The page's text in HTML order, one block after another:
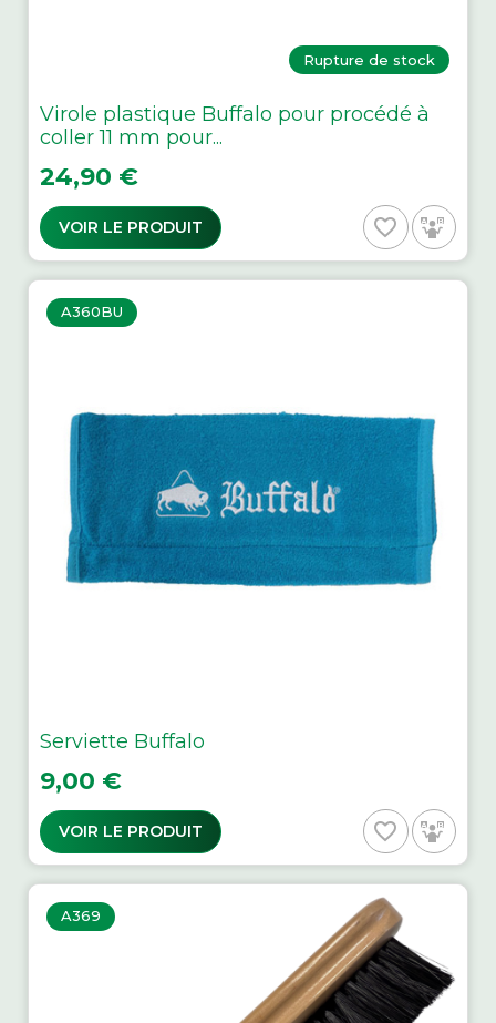
Rupture de stock
Virole plastique Buffalo pour procédé à
coller 11 mm pour...
Prix
24,90 €
VOIR LE PRODUIT favorite_border
A360BU
Serviette Buffalo
Prix
9,00 €
VOIR LE PRODUIT favorite_border
A369